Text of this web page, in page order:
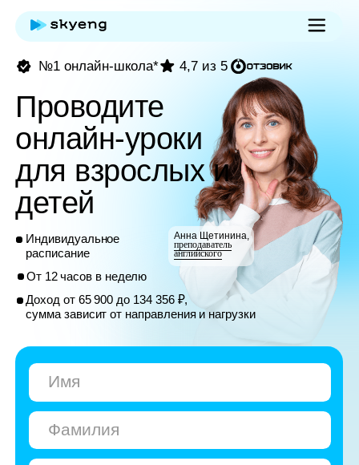
Индивидуальное
расписание
От 12 часов в неделю
Доход от 65 900 до 134 356 ₽,
сумма зависит от направления и нагрузки
4,7 из 5
Проводите
онлайн-уроки
для взрослых и
детей
Анна Щетинина,
преподаватель